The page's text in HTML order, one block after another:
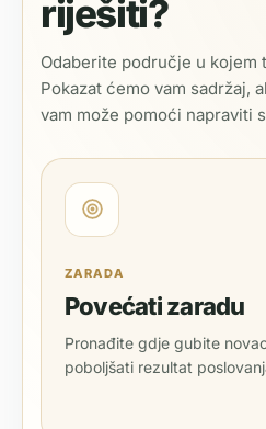
riješiti?
Odaberite područje u kojem
Pokazat ćemo vam sadržaj,
vam može pomoći napraviti
ZARADA
Povećati zaradu
Pronađite gdje gubite
poboljšati rezultat